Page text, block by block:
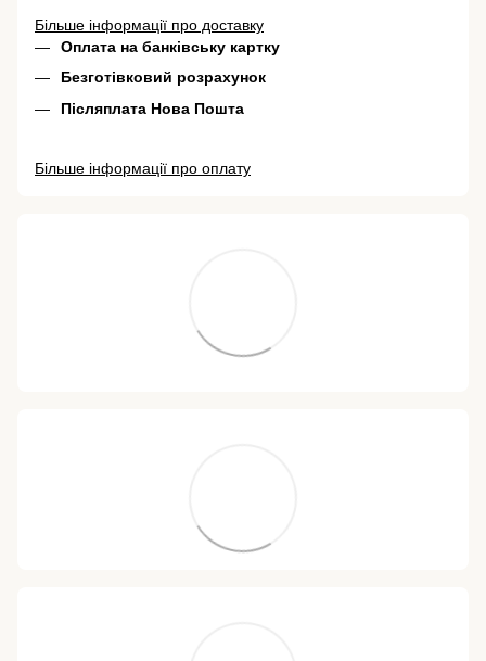
Більше інформації про доставку
Оплата на банківську картку
Безготівковий розрахунок
Післяплата Нова Пошта
Більше інформації про оплату